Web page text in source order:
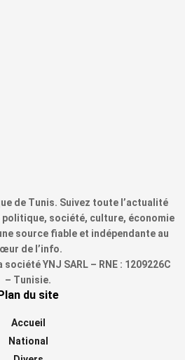
de Tunis. Suivez toute l’actualité
politique, société, culture, économie
source fiable et indépendante au
de l’info.
YNJ SARL – RNE : 1209226C
– Tunisie.
du site
Accueil
National